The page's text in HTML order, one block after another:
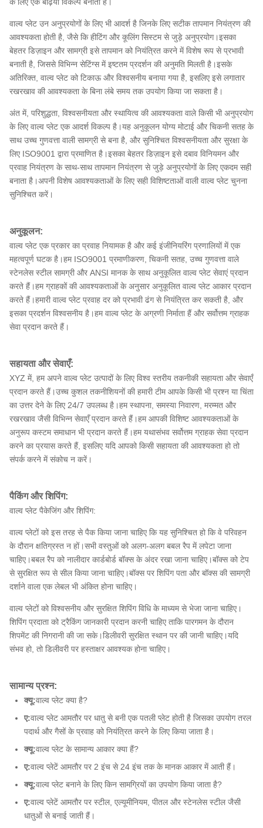
वाल्व प्लेट उन अनुप्रयोगों के लिए भी आदर्श है जिनके लिए सटीक तापमान नियंत्रण की
आवश्यकता होती है, जैसे कि हीटिंग और कूलिंग सिस्टम से जुड़े अनुप्रयोग।इसका
बेहतर डिज़ाइन और सामग्री इसे तापमान को नियंत्रित करने में विशेष रूप से प्रभावी
बनाती है, जिससे विभिन्न सेटिंग्स में इष्टतम प्रदर्शन की अनुमति मिलती है।इसके
अतिरिक्त, वाल्व प्लेट को टिकाऊ और विश्वसनीय बनाया गया है, इसलिए इसे लगातार
रखरखाव की आवश्यकता के बिना लंबे समय तक उपयोग किया जा सकता है।
अंत में, परिशुद्धता, विश्वसनीयता और स्थायित्व की आवश्यकता वाले किसी भी अनुप्रयोग
के लिए वाल्व प्लेट एक आदर्श विकल्प है।यह अनुकूलन योग्य मोटाई और चिकनी सतह के
साथ उच्च गुणवत्ता वाली सामग्री से बना है, और सुनिश्चित विश्वसनीयता और सुरक्षा के
लिए ISO9001 द्वारा प्रमाणित है।इसका बेहतर डिज़ाइन इसे दबाव विनियमन और
प्रवाह नियंत्रण के साथ-साथ तापमान नियंत्रण से जुड़े अनुप्रयोगों के लिए एकदम सही
बनाता है।अपनी विशेष आवश्यकताओं के लिए सही विशिष्टताओं वाली वाल्व प्लेट चुनना
सुनिश्चित करें।
अनुकूलन:
वाल्व प्लेट एक प्रकार का प्रवाह नियामक है और कई इंजीनियरिंग प्रणालियों में एक
महत्वपूर्ण घटक है।हम ISO9001 प्रमाणीकरण, चिकनी सतह, उच्च गुणवत्ता वाले
स्टेनलेस स्टील सामग्री और ANSI मानक के साथ अनुकूलित वाल्व प्लेट सेवाएं प्रदान
करते हैं।हम ग्राहकों की आवश्यकताओं के अनुसार अनुकूलित वाल्व प्लेट आकार प्रदान
करते हैं।हमारी वाल्व प्लेट प्रवाह दर को प्रभावी ढंग से नियंत्रित कर सकती है, और
इसका प्रदर्शन विश्वसनीय है।हम वाल्व प्लेट के अग्रणी निर्माता हैं और सर्वोत्तम ग्राहक
सेवा प्रदान करते हैं।
सहायता और सेवाएँ:
XYZ में, हम अपने वाल्व प्लेट उत्पादों के लिए विश्व स्तरीय तकनीकी सहायता और सेवाएँ
प्रदान करते हैं।उच्च कुशल तकनीशियनों की हमारी टीम आपके किसी भी प्रश्न या चिंता
का उत्तर देने के लिए 24/7 उपलब्ध है।हम स्थापना, समस्या निवारण, मरम्मत और
रखरखाव जैसी विभिन्न सेवाएँ प्रदान करते हैं।हम आपकी विशिष्ट आवश्यकताओं के
अनुरूप कस्टम समाधान भी प्रदान करते हैं।हम यथासंभव सर्वोत्तम ग्राहक सेवा प्रदान
करने का प्रयास करते हैं, इसलिए यदि आपको किसी सहायता की आवश्यकता हो तो
संपर्क करने में संकोच न करें।
पैकिंग और शिपिंग:
वाल्व प्लेट पैकेजिंग और शिपिंग:
वाल्व प्लेटों को इस तरह से पैक किया जाना चाहिए कि यह सुनिश्चित हो कि वे परिवहन
के दौरान क्षतिग्रस्त न हों।सभी वस्तुओं को अलग-अलग बबल रैप में लपेटा जाना
चाहिए।बबल रैप को नालीदार कार्डबोर्ड बॉक्स के अंदर रखा जाना चाहिए।बॉक्स को टेप
से सुरक्षित रूप से सील किया जाना चाहिए।बॉक्स पर शिपिंग पता और बॉक्स की सामग्री
दर्शाने वाला एक लेबल भी अंकित होना चाहिए।
वाल्व प्लेटों को विश्वसनीय और सुरक्षित शिपिंग विधि के माध्यम से भेजा जाना चाहिए।
शिपिंग प्रदाता को ट्रैकिंग जानकारी प्रदान करनी चाहिए ताकि पारगमन के दौरान
शिपमेंट की निगरानी की जा सके।डिलीवरी सुरक्षित स्थान पर की जानी चाहिए।यदि
संभव हो, तो डिलीवरी पर हस्ताक्षर आवश्यक होना चाहिए।
सामान्य प्रश्न:
क्यू:वाल्व प्लेट क्या है?
ए:वाल्व प्लेट आमतौर पर धातु से बनी एक पतली प्लेट होती है जिसका उपयोग तरल
पदार्थ और गैसों के प्रवाह को नियंत्रित करने के लिए किया जाता है।
क्यू:वाल्व प्लेट के सामान्य आकार क्या हैं?
ए:वाल्व प्लेटें आमतौर पर 2 इंच से 24 इंच तक के मानक आकार में आती हैं।
क्यू:वाल्व प्लेट बनाने के लिए किन सामग्रियों का उपयोग किया जाता है?
ए:वाल्व प्लेटें आमतौर पर स्टील, एल्यूमीनियम, पीतल और स्टेनलेस स्टील जैसी
धातुओं से बनाई जाती हैं।